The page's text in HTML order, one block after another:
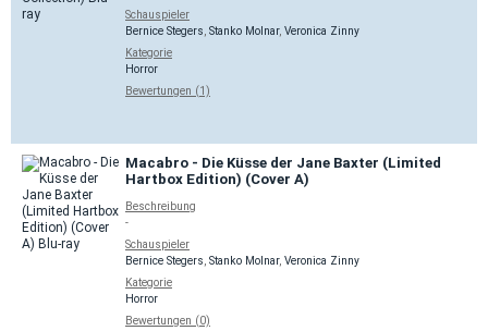
Schauspieler
Bernice Stegers Stanko Molnar, Veronica Zinny
Kategorie
Horror
Bewertungen (1)
Macabro - Die Küsse der Jane Baxter (Limited
Hartbox Edition) (Cover A)
Beschreibung
-
Schauspieler
Bernice Stegers Stanko Molnar, Veronica Zinny
Kategorie
Horror
Bewertungen (0)